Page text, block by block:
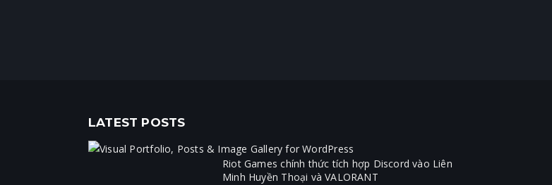
LATEST POSTS
Riot Games chính thức tích hợp Discord vào Liên
Minh Huyền Thoại và VALORANT